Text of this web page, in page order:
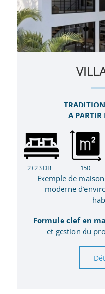
A
2+2 SDB 150
Exemple de
moderne
Formule clef en
et gestion du